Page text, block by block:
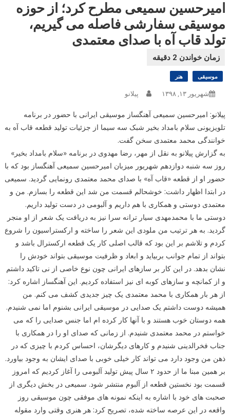
امیرحسین سمیعی مطرح کرد؛ از حوزه
موسیقی سفارشی فاصله می گیریم،
تولد قاب آه با صدای معتمدی
موسیقی هنر
شهریور ۱۳, ۱۳۹۸ پیلانو
پیلانو: امیرحسین سمیعی آهنگساز موسیقی ایرانی با حضور در برنامه
تلویزیونی سلام بامداد بخیر شبک سه سیما از جزئیات تولید قطعه قاب آه به
خوانندگی محمد معتمدی سخن گفت.
به گزارش پیلانو به نقل از مهر، رضا مهدوی در برنامه «سلام بامداد بخیر»
روز سه شنبه دوازدهم شهریور میزبان امیرحسین سمیعی آهنگساز بود که با
حضور او از قطعه «قاب آه» با صدای محمد معتمدی رونمایی گردید. سمیعی
در ابتدا اظهار داشت: خوشحالم قسمت من شد این قطعه را بسازم. من و
معتمدی دوستی و همکاری با هم داریم و آلبومی در دست تولید داریم.
دوستی ما با محمدمهدی سیار ترانه سرا نیز به دریافت یک شعر از او منجر
گردید. به هر ترتیب من ملودی این شعر را ساخته و ارکستراسیون را شروع
کردم و تلاشم بر این بود که قالب اصلی کار یک قطعه ارکسترال باشد و
بتواند از تمام جوانب بربیاید و ابعاد و ظرفیت موسیقی بتواند خودش را
نشان بدهد. در این کار بر سازهای ایرانی چون نوع خاصی از نی تاکید داشتم
و از کمانچه و سازهای کوبه ای نیز استفاده کردیم. این آهنگساز اشاره کرد:
از هر بار همکاری با محمد معتمدی یک چیز جدیدی کشف می کنم. من
همیشه دوست داشتم یک صدایی در موسیقی ایرانی بشنوم اما نمی شنیدم.
همه دوستان خوب هستند و با آنها کار کرده ام اما جنس صدایی را که می
خواستم در محمد معتمدی شنیدم. از زمانی که صدای او را در همکاری با
جناب فخرالدینی شنیدم و کارهای دیگرشان، احساس کردم با چیزی که در
ذهن من وجود دارد می تواند کار خیلی خوبی با صدای ایشان به وجود بیاورد.
بر همین مبنا ما از حدود ۲ سال پیش تولید آلبومی را آغاز کردیم که امروز
قسمت بود نخستین قطعه از آلبوم منتشر شود. سمیعی در بخش دیگری از
صحبت های خود با اشاره به اینکه نمونه های موفقی چون موسیقی روز
واقعه در این عرصه ساخته شده، تصریح کرد: هر هنری وقتی وارد مقوله